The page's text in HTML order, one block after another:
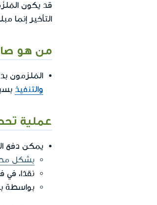
قد يكون
التأخير إنما
من هو
المُلزمون
والتنفيذ
عملية
يمكن دفع
بشكل
نقدًا، في
بواسطة